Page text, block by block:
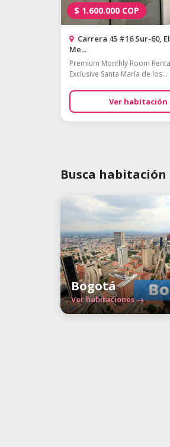
$ 1.600.000 COP
Carrera 45 #16 Sur-60,
Me...
Premium Monthly Room
Exclusive Santa María de los...
Ver habitación
Busca
Bogotá
Ver habitaciones →